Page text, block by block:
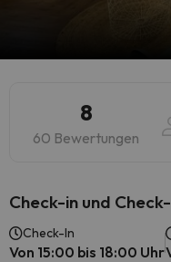
8
60 Bewertungen
Check-in und
Check-In
Von 15:00 bis 18:00 Uhr